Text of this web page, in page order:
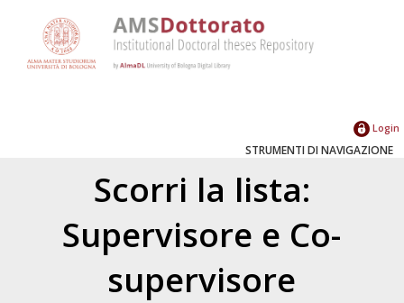
Login
STRUMENTI DI NAVIGAZIONE
Scorri la lista:
Supervisore e Co-
supervisore